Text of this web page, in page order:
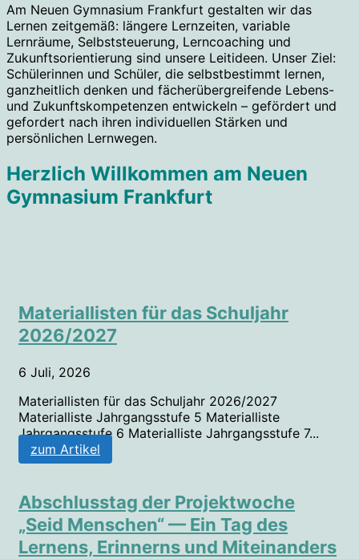
Am Neuen Gymnasium Frankfurt gestalten wir das
Lernen zeitgemäß: längere Lernzeiten, variable
Lernräume, Selbststeuerung, Lerncoaching und
Zukunftsorientierung sind unsere Leitideen. Unser Ziel:
Schülerinnen und Schüler, die selbstbestimmt lernen,
ganzheitlich denken und fächerübergreifende Lebens-
und Zukunftskompetenzen entwickeln – gefördert und
gefordert nach ihren individuellen Stärken und
persönlichen Lernwegen.
Herzlich Willkommen am Neuen
Gymnasium Frankfurt
Materiallisten für das Schuljahr
2026/2027
6 Juli, 2026
Materiallisten für das Schuljahr 2026/2027
Materialliste Jahrgangsstufe 5 Materialliste
Jahrgangsstufe 6 Materialliste Jahrgangsstufe 7...
zum Artikel
Abschlusstag der Projektwoche
„Seid Menschen“ — Ein Tag des
Lernens, Erinnerns und Miteinanders